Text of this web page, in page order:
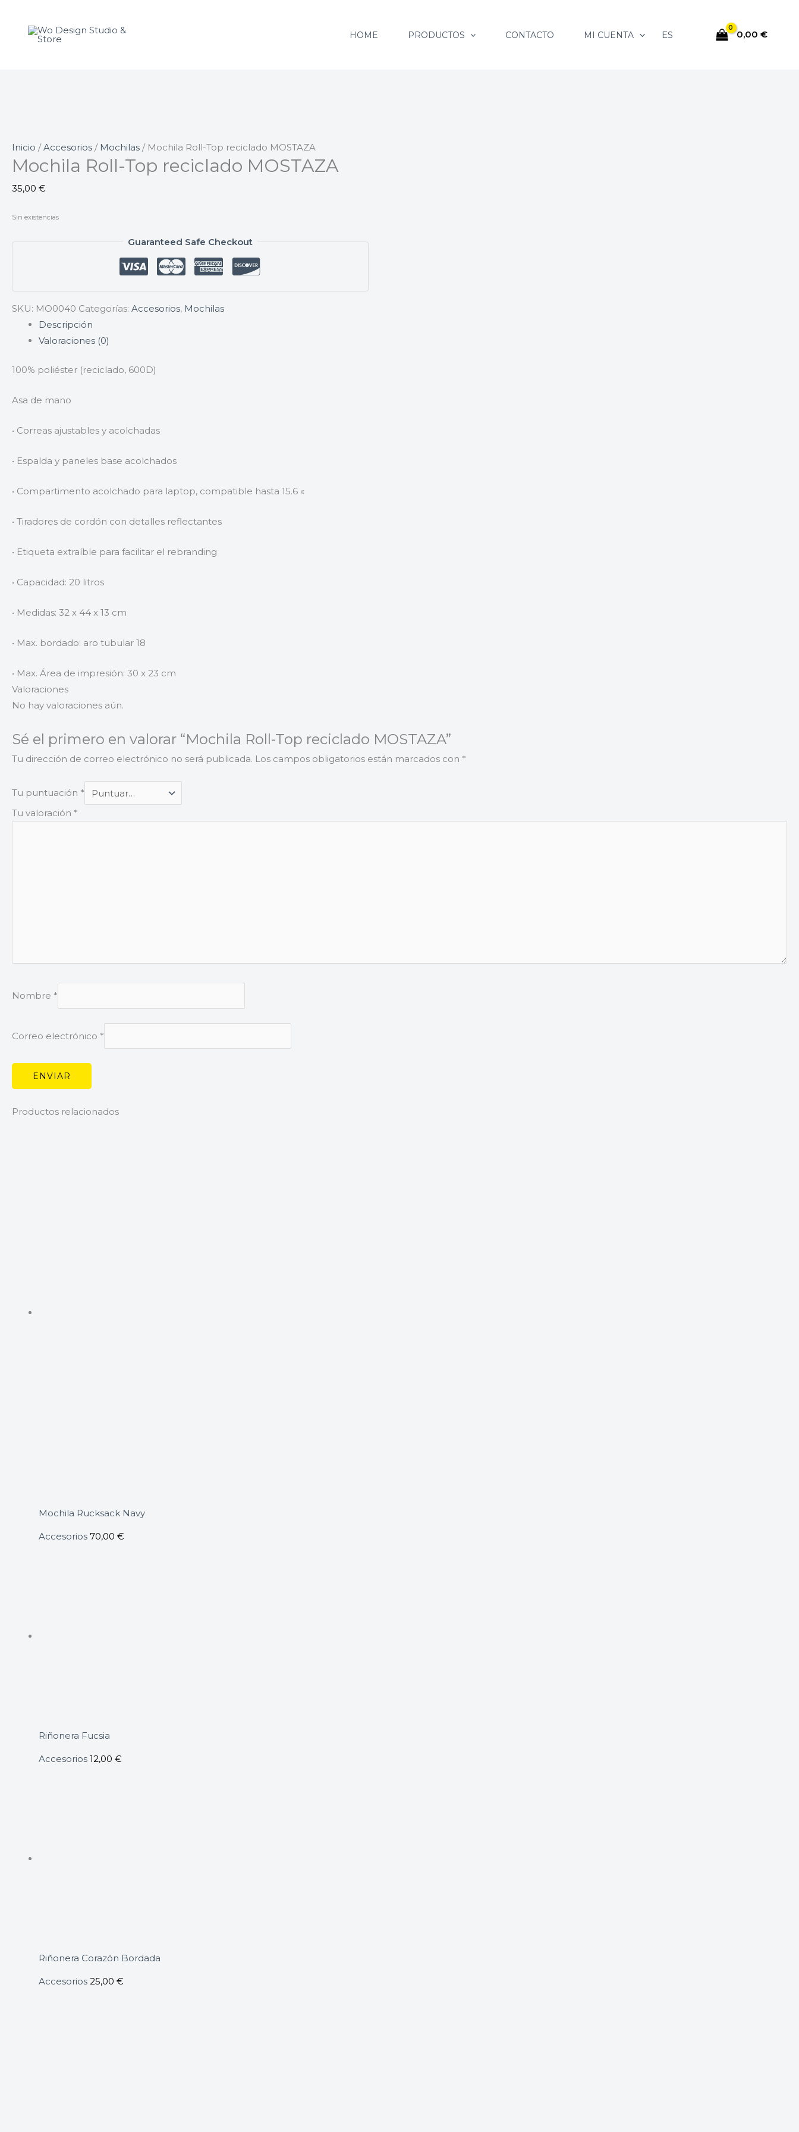
contenido
HOME PRODUCTOS CONTACTO MI CUENTA ES 0,00€
Inicio /Accesorios / Mochilas / Mochila Roll-Top reciclado MOSTAZA
Mochila Roll-Top reciclado MOSTAZA
35,00 €
Sin existencias
Guaranteed Safe Checkout
SKU: MO0040 Categorías: Accesorios, Mochilas
Descripción
Valoraciones (0)
100% poliéster (reciclado, 600D)
Asa de mano
• Correas ajustables y acolchadas
• Espalda y paneles base acolchados
• Compartimento acolchado para laptop, compatible hasta 15.6 «
• Tiradores de cordón con detalles reflectantes
• Etiqueta extraíble para facilitar el rebranding
• Capacidad: 20 litros
• Medidas: 32 x 44 x 13 cm
• Max. bordado: aro tubular 18
• Max. Área de impresión: 30 x 23 cm
Valoraciones
No hay valoraciones aún.
Sé el primero en valorar “Mochila Roll-Top reciclado MOSTAZA”
Tu dirección de correo electrónico no será publicada. Los campos obligatorios están marcados con *
Tu puntuación *
Tu valoración *
Nombre *
Correo electrónico *
Productos relacionados
Mochila Rucksack Navy
Accesorios 70,00 €
Riñonera Fucsia
Accesorios 12,00 €
Riñonera Corazón Bordada
Accesorios 25,00 €